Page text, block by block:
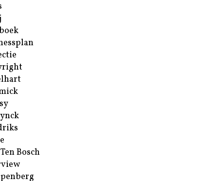
Bosch